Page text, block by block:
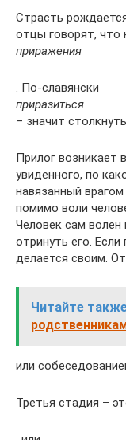
Страсть
отцы говорят, что
приражения
. По-славянски
приразиться
– значит
Прилог возникает
увиденного, по
навязанный
помимо воли
Человек сам волен
отринуть его.
делается своим.
Читайте
или
Третья стадия –